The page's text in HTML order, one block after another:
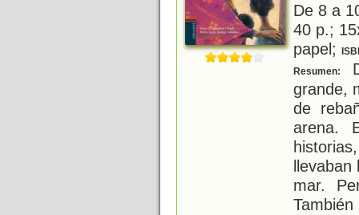
De 8 a
40 p.;
papel;
Resumen:
grande,
de
arena.
llevaban
mar.